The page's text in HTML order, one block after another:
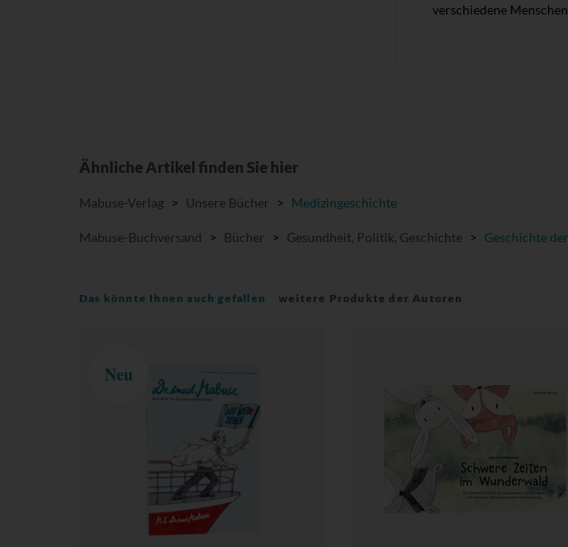
verschiedene
Ähnliche Artikel finden Sie hier
Mabuse-Verlag > Unsere Bücher > Medizingeschichte
Mabuse-Buchversand > Bücher > Gesundheit, Politik, Geschichte > Geschichte
Das könnte Ihnen auch gefallen weitere Produkte der Autoren
Neu